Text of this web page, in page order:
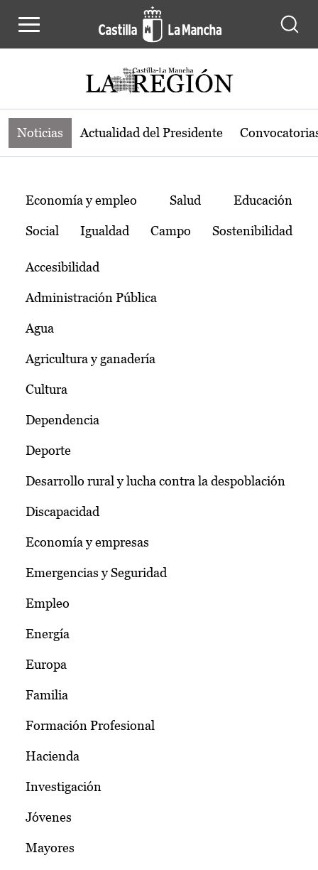
Noticias de la región de Castilla-La
Noticias Actualidad del Presidente
Temas
Economía y empleo Salud Educación
Social Igualdad Campo Sostenibilidad
Accesibilidad
Administración Pública
Agua
Agricultura y ganadería
Cultura
Dependencia
Deporte
Desarrollo rural y lucha contra la despoblación
Discapacidad
Economía y empresas
Emergencias y Seguridad
Empleo
Energía
Europa
Familia
Formación Profesional
Hacienda
Investigación
Jóvenes
Mayores